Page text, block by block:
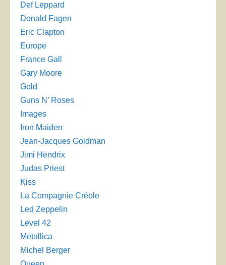
Def Leppard
Donald Fagen
Eric Clapton
Europe
France Gall
Gary Moore
Gold
Guns N’ Roses
Images
Iron Maiden
Jean-Jacques Goldman
Jimi Hendrix
Judas Priest
Kiss
La Compagnie Créole
Led Zeppelin
Level 42
Metallica
Michel Berger